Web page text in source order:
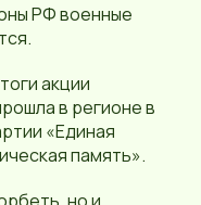
РФ военные
акции
в регионе в
«Единая
память».